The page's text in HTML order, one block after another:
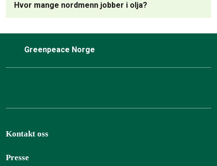
Hvor mange nordmenn jobber i olja?
Greenpeace Norge
Kontakt oss
Presse